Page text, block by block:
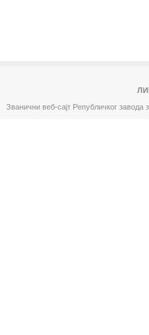
Званични веб-сајт Републичког